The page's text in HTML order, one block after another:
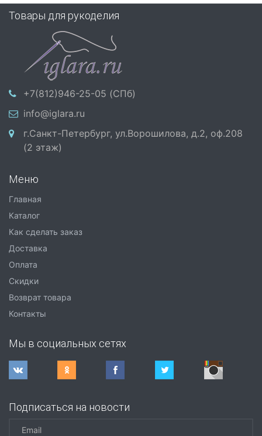
Товары для рукоделия
+7(812)946-25-05 (СПб)
info@iglara.ru
г.Санкт-Петербург, ул.Ворошилова, д.2, оф.208
(2 этаж)
Меню
Главная
Каталог
Как сделать заказ
Доставка
Оплата
Скидки
Возврат товара
Контакты
Мы в социальных сетях
Подписаться на новости